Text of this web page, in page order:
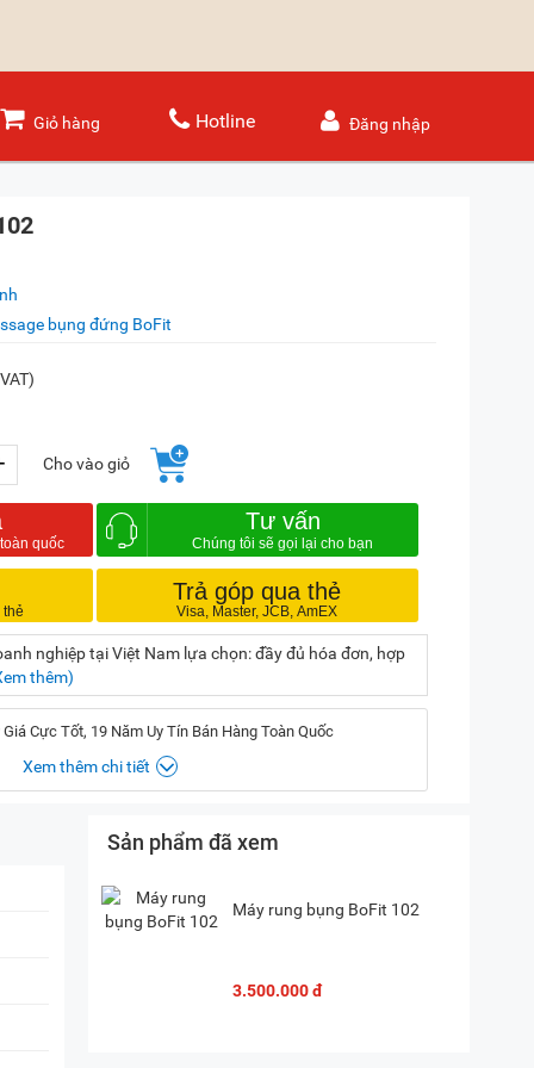
Giỏ hàng Hotline Đăng nhập
bụng đứng BoFit
Cho vào giỏ
Tư vấn
Trả góp qua thẻ
nghiệp tại Việt Nam lựa chọn: đầy đủ hóa đơn, hợp
thêm)
Cực Tốt, 19 Năm Uy Tín Bán Hàng Toàn Quốc
Xem thêm chi tiết
Chỉ đường)
Chỉ đường)
Sản phẩm đã xem
Máy rung bụng BoFit 102
3.500.000 đ